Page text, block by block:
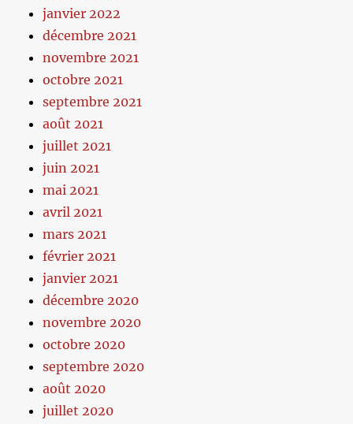
janvier 2022
décembre 2021
novembre 2021
octobre 2021
septembre 2021
août 2021
juillet 2021
juin 2021
mai 2021
avril 2021
mars 2021
février 2021
janvier 2021
décembre 2020
novembre 2020
octobre 2020
septembre 2020
août 2020
juillet 2020